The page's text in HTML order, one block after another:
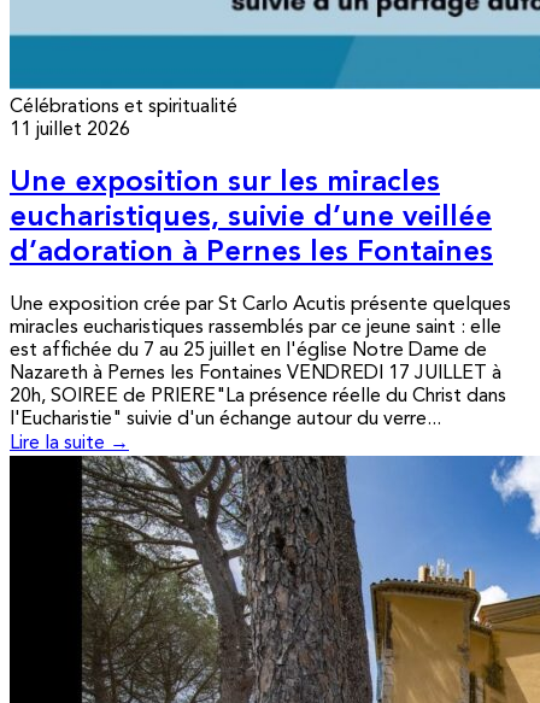
Célébrations et spiritualité
11 juillet 2026
Une exposition sur les miracles
eucharistiques, suivie d’une veillée
d’adoration à Pernes les Fontaines
Une exposition crée par St Carlo Acutis présente quelques
miracles eucharistiques rassemblés par ce jeune saint : elle
est affichée du 7 au 25 juillet en l'église Notre Dame de
Nazareth à Pernes les Fontaines VENDREDI 17 JUILLET à
20h, SOIREE de PRIERE"La présence réelle du Christ dans
l'Eucharistie" suivie d'un échange autour du verre...
Lire la suite →